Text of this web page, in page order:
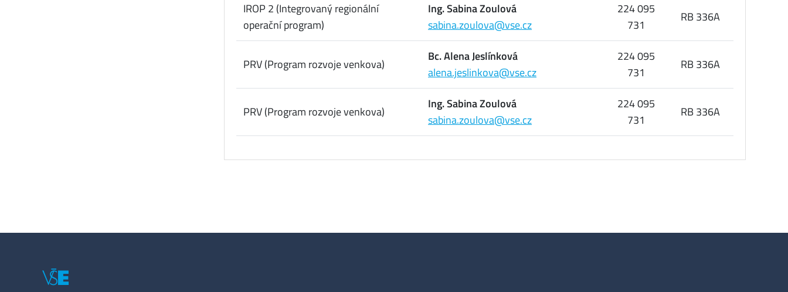
IROP 2 (Integrovaný regionální
operační program)
Ing. Sabina Zoulová
sabina.zoulova@vse.cz
224 095
731
RB 336A
PRV (Program rozvoje venkova)
Bc. Alena Jeslínková
alena.jeslinkova@vse.cz
224 095
731
RB 336A
PRV (Program rozvoje venkova)
Ing. Sabina Zoulová
sabina.zoulova@vse.cz
224 095
731
RB 336A